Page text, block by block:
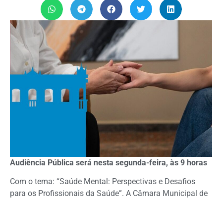
Audiência Pública será nesta segunda-feira, às 9 horas
Com o tema: “Saúde Mental: Perspectivas e Desafios
para os Profissionais da Saúde”. A Câmara Municipal de